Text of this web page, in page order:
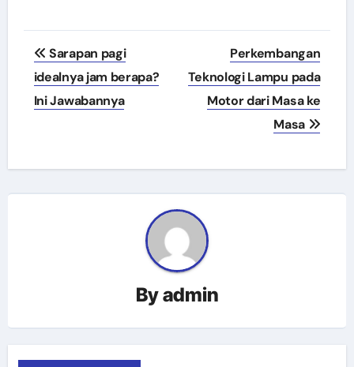
Navigasi
pos
Sarapan pagi
idealnya jam berapa?
Ini Jawabannya
Perkembangan
Teknologi Lampu pada
Motor dari Masa ke
Masa
Byadmin